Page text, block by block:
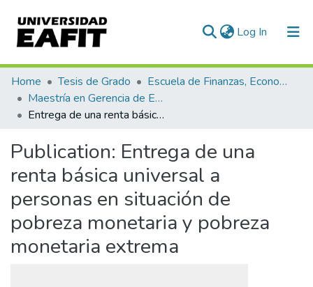
Log In (current)
Communities & Collections
All of DSpace
Home Tesis de Grado
Escuela de Finanzas, Economía y Gobierno
Maestría en Gerencia de Empresas Sociales para la Innovación Social y el Desarrollo Local (tesis)
Entrega de una renta básica universal a personas en situación de pobreza monetaria y pobreza monetaria extrema
Publication: Entrega de una
renta básica universal a
personas en situación de
pobreza monetaria y pobreza
monetaria extrema